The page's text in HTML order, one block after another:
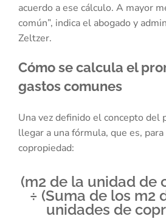
acuerdo a ese cálculo. A mayor
común”, indica el abogado y
Zeltzer.
Cómo se calcula el
gastos comunes
Una vez definido el concepto del
llegar a una fórmula, que es, para
copropiedad:
(m2 de la unidad de
÷ (Suma de los m2
unidades de